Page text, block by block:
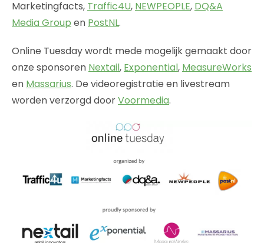
Marketingfacts, Traffic4U, NEWPEOPLE, DQ&A
Media Group en PostNL.
Online Tuesday wordt mede mogelijk gemaakt door
onze sponsoren Nextail, Exponential, MeasureWorks
en Massarius. De videoregistratie en livestream
worden verzorgd doorVoormedia.